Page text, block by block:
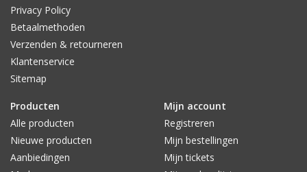
Privacy Policy
Betaalmethoden
Verzenden & retourneren
Klantenservice
Sitemap
Producten
Alle producten
Nieuwe producten
Aanbiedingen
Mijn account
Registreren
Mijn bestellingen
Mijn tickets